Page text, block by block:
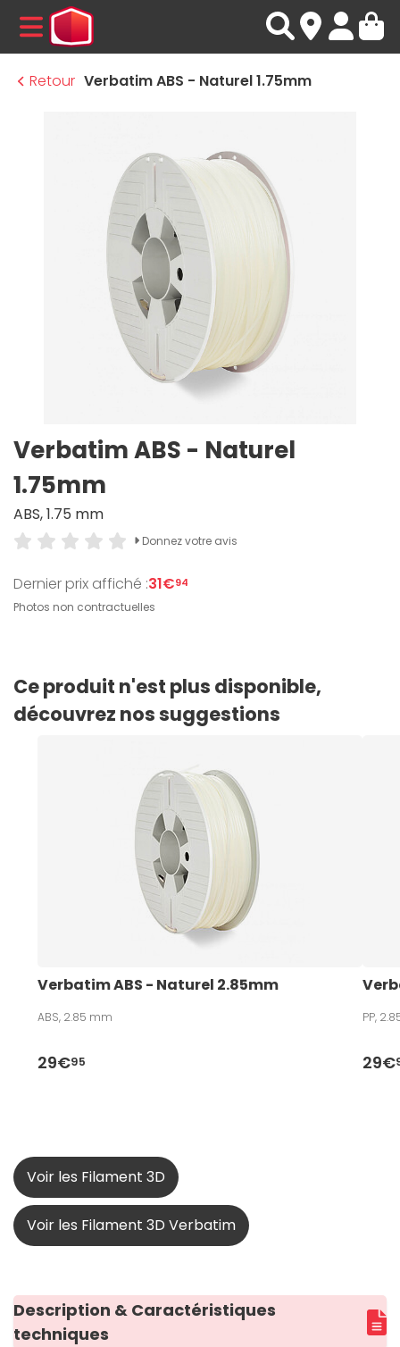
MENU
Retour Verbatim ABS - Naturel 1.75mm
Verbatim ABS - Naturel
1.75mm
ABS, 1.75 mm
Donnez votre avis
Dernier prix affiché :31€94
Photos non contractuelles
Ce produit n'est plus disponible,
découvrez nos suggestions
Verbatim ABS - Naturel 2.85mm
ABS, 2.85 mm
29€95
PP,
29€
Voir les Filament 3D
Voir les Filament 3D Verbatim
Description & Caractéristiques
techniques